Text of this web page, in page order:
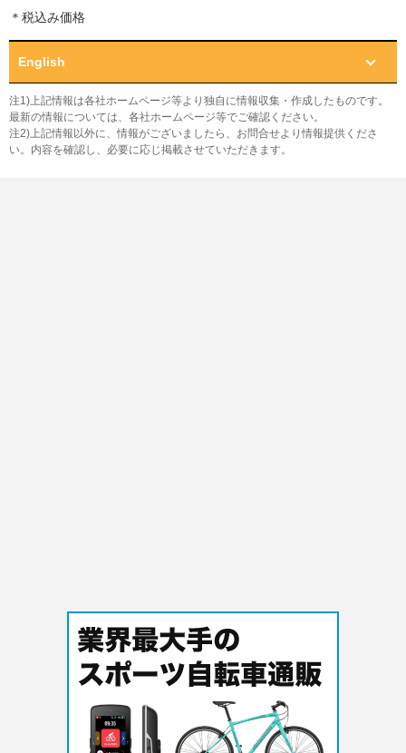
＊税込み価格
English
注1)上記情報は各社ホームページ等より独自に情報収集・作成したものです。
最新の情報については、各社ホームページ等でご確認ください。
注2)上記情報以外に、情報がございましたら、お問合せより情報提供くださ
い。内容を確認し、必要に応じ掲載させていただきます。